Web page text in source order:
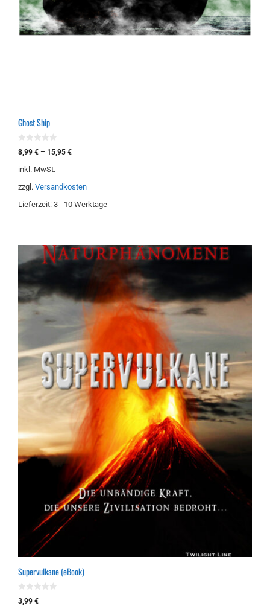
Ghost Ship
0
v
n
8,99 € – 15,95 €
inkl. MwSt.
zzgl. Versandkosten
Lieferzeit: 3 - 10 Werktage
Supervulkane (eBook)
0
v
3,99 €